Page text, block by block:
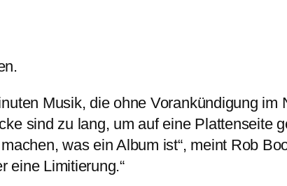
Musik, die ohne Vorankündigung
sind zu lang, um auf eine Plattenseite
was ein Album ist“, meint Rob
eine Limitierung.“